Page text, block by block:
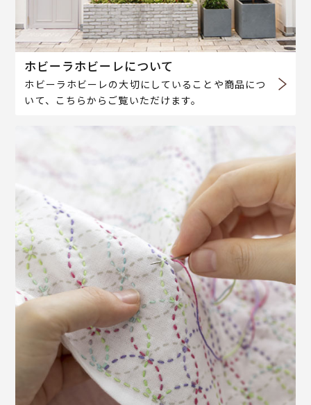
ホビーラホビーレについて
ホビーラホビーレの大切にしていることや商品につ
いて、こちらからご覧いただけます。